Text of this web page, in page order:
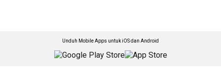
Unduh Mobile Apps untuk iOS dan Android